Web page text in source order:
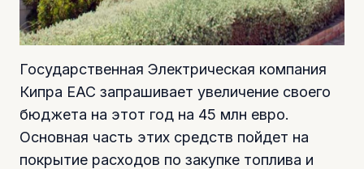
Государственная Электрическая компания
Кипра ЕАС запрашивает увеличение своего
бюджета на этот год на 45 млн евро.
Основная часть этих средств пойдет на
покрытие расходов по закупке топлива и